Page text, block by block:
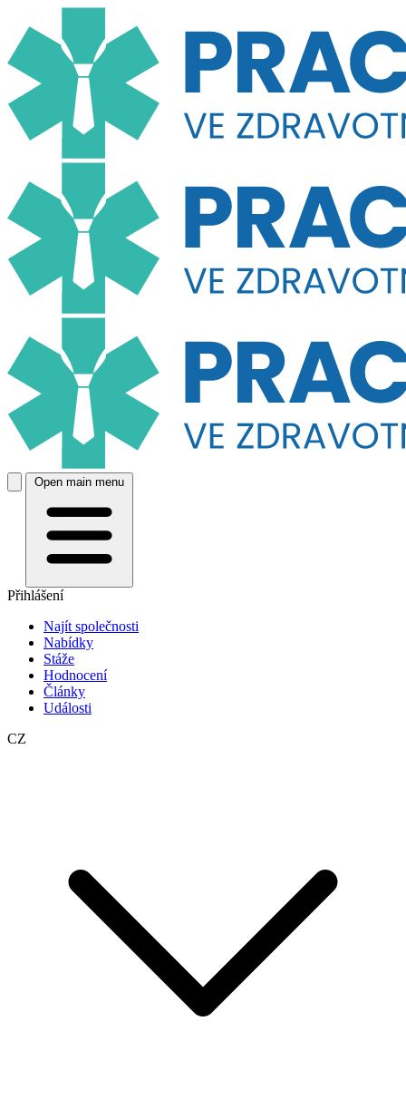
Open main menu
Přihlášení
Najít společnosti
Nabídky
Stáže
Hodnocení
Články
Události
CZ